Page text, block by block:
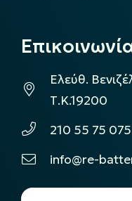
Ελεύθ.
Τ.Κ.19200
210 55 75 075
info@re-